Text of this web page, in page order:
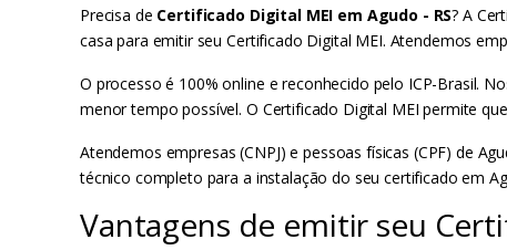
Precisa de Certificado Digital MEI em Agudo - RS? A
casa para emitir seu Certificado Digital MEI. Atendemos
O processo é 100% online e reconhecido pelo ICP-Brasil.
menor tempo possível. O Certificado Digital MEI permite
Atendemos empresas (CNPJ) e pessoas físicas (CPF) de
técnico completo para a instalação do seu certificado em
Vantagens de emitir seu